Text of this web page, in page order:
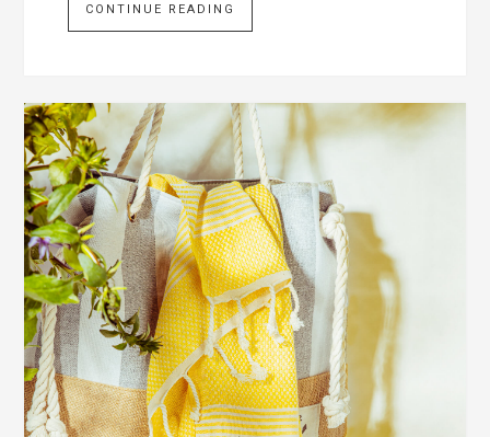
CONTINUE READING